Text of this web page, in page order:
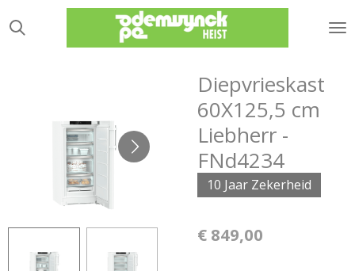
direct
Diepvrieskast
60X125,5 cm
Liebherr -
FNd4234
10 Jaar Zekerheid
€ 849,00